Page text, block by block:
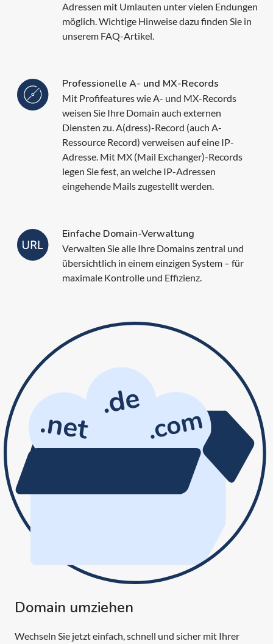
Adressen mit Umlauten unter vielen Endungen
möglich. Wichtige Hinweise dazu finden Sie in
unserem FAQ-Artikel.
Professionelle A- und MX-Records
Mit Profifeatures wie A- und MX-Records
weisen Sie Ihre Domain auch externen
Diensten zu. A(dress)-Record (auch A-
Ressource Record) verweisen auf eine IP-
Adresse. Mit MX (Mail Exchanger)-Records
legen Sie fest, an welche IP-Adressen
eingehende Mails zugestellt werden.
Einfache Domain-Verwaltung
Verwalten Sie alle Ihre Domains zentral und
übersichtlich in einem einzigen System – für
maximale Kontrolle und Effizienz.
Domain umziehen
Wechseln Sie jetzt einfach, schnell und sicher mit Ihrer